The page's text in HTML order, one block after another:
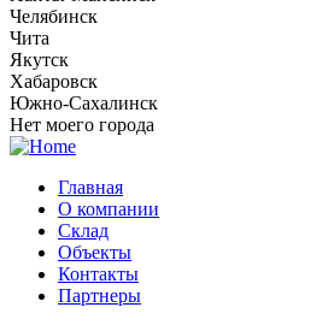
Челябинск
Чита
Якутск
Хабаровск
Южно-Сахалинск
Нет моего города
Главная
О компании
Склад
Объекты
Контакты
Партнеры